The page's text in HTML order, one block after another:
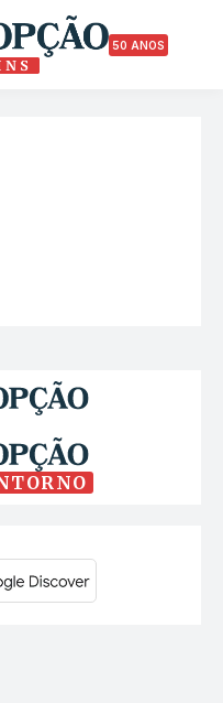
50 ANOS